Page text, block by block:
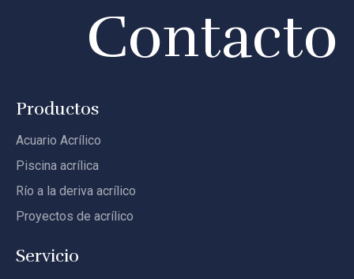
Contacto
Productos
Acuario Acrílico
Piscina acrílica
Río a la deriva acrílico
Proyectos de acrílico
Servicio